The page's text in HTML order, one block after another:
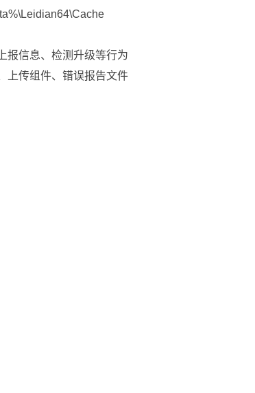
报信息、检测升级等行为
上传组件、错误报告文件